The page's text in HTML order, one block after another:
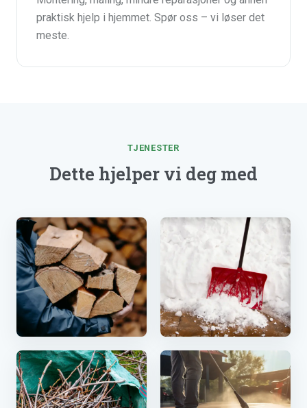
praktisk hjelp i hjemmet. Spør oss – vi løser det
meste.
TJENESTER
Dette hjelper vi deg med
Vedhogst & bæring Snørydding